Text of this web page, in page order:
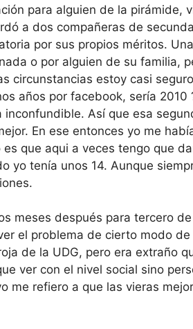
para alguien de la pirámide,
a dos compañeras de
por sus propios méritos.
o por alguien de su familia,
circunstancias estoy casi
años por facebook, sería 2010
inconfundible. Así que esa
En ese entonces yo me
que aqui a veces tengo que
yo tenía unos 14. Aunque
meses después para tercero
el problema de cierto modo
de la UDG, pero era extraño
ver con el nivel social sino
me refiero a que las vieras